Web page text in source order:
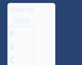
Haziran
2026
P
S
Ç